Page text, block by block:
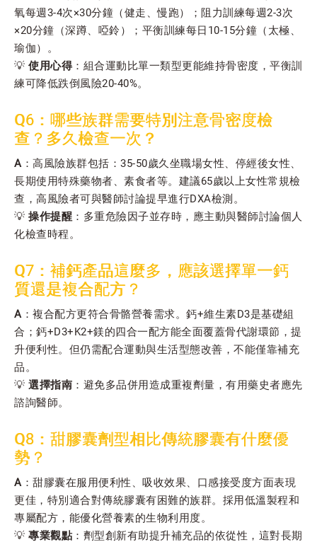
氧每週3-4次×30分鐘（健走、慢跑）；阻力訓練每週2-3次
×20分鐘（深蹲、啞鈴）；平衡訓練每日10-15分鐘（太極、
瑜伽）。
💡 使用心得：組合運動比單一類型更能維持骨密度，平衡訓
練可降低跌倒風險20-40%。
Q6：哪些族群需要特別注意骨密度檢
查？多久檢查一次？
A：高風險族群包括：35-50歲久坐職場女性、停經後女性、
長期使用特殊藥物者、素食者等。建議65歲以上女性常規檢
查，高風險者可與醫師討論提早進行DXA檢測。
💡 操作提醒 ：多重危險因子並存時，應主動與醫師討論個人
化檢查時程。
Q7：補鈣產品這麼多，應該選擇單一鈣
質還是複合配方？
A：複合配方更符合骨骼營養需求。鈣+維生素D3是基礎組
合；鈣+D3+K2+鎂的四合一配方能全面覆蓋骨代謝環節，提
升便利性。但仍需配合運動與生活型態改善，不能僅靠補充
品。
💡 選擇指南 ：避免多品併用造成重複劑量，有用藥史者應先
諮詢醫師。
Q8：甜膠囊劑型相比傳統膠囊有什麼優
勢？
A：甜膠囊在服用便利性、吸收效果、口感接受度方面表現
更佳，特別適合對傳統膠囊有困難的族群。採用低溫製程和
專屬配方，能優化營養素的生物利用度。
💡 專業觀點 ：劑型創新有助提升補充品的依從性，這對長期